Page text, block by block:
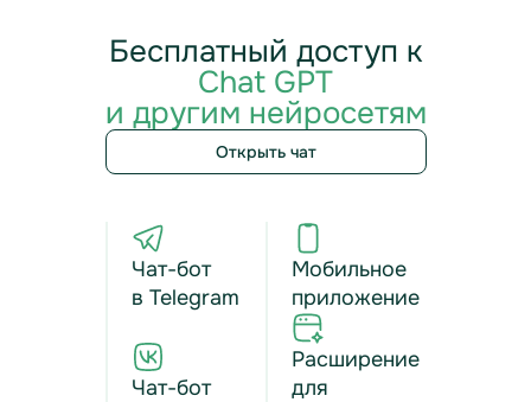
Бесплатный доступ к
Chat GPT
и другим нейросетям
Открыть чат
Чат-бот
в Telegram
Чат-бот
Мобильное
приложение
Расширение
для